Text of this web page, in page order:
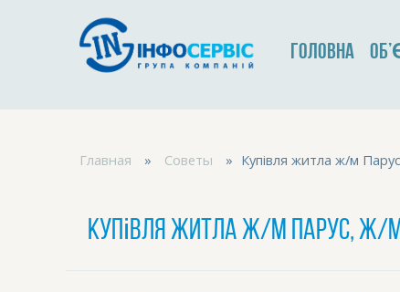
ГОЛОВНА
Главная » Советы » Купівля житла ж/м
Купівля житла ж/м Парус, ж/